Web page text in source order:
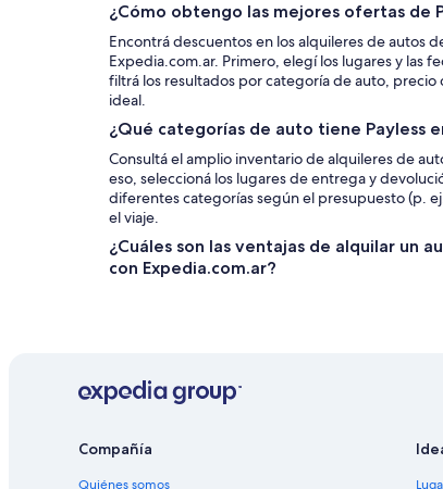
¿Cómo obtengo las mejores ofertas de
Encontrá descuentos en los alquileres de autos
Expedia.com.ar. Primero, elegí los lugares y las
filtrá los resultados por categoría de auto,
ideal.
¿Qué categorías de auto tiene Payless
Consultá el amplio inventario de alquileres de
eso, seleccioná los lugares de entrega y
diferentes categorías según el presupuesto (p.
el viaje.
¿Cuáles son las ventajas de alquilar un
con Expedia.com.ar?
Compañía
Quiénes somos